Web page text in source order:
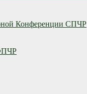
Конференции СПЧР